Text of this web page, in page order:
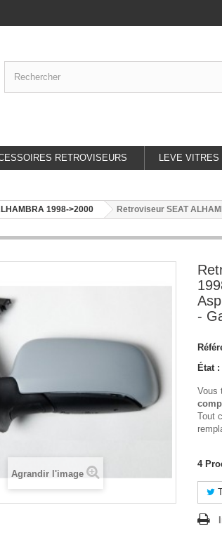
RETROVISEURS LEVE VITRES
1998->2000 Retroviseur SEAT
Agrandir l'image
-
État :
Vous
Tout
4